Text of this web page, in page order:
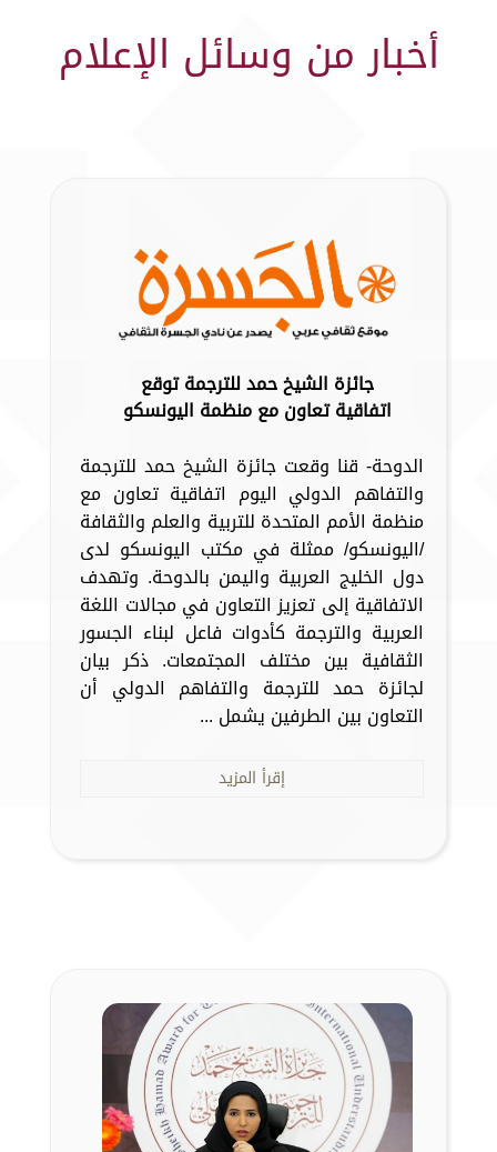
أخبار من وسائل الإعلام
جائزة الشيخ حمد للترجمة توقع
اتفاقية تعاون مع منظمة اليونسكو
الدوحة- قنا وقعت جائزة الشيخ حمد للترجمة
والتفاهم الدولي اليوم اتفاقية تعاون مع
منظمة الأمم المتحدة للتربية والعلم والثقافة
/اليونسكو/ ممثلة في مكتب اليونسكو لدى
دول الخليج العربية واليمن بالدوحة. وتهدف
الاتفاقية إلى تعزيز التعاون في مجالات اللغة
العربية والترجمة كأدوات فاعل لبناء الجسور
الثقافية بين مختلف المجتمعات. ذكر بيان
لجائزة حمد للترجمة والتفاهم الدولي أن
التعاون بين الطرفين يشمل ...
إقرأ المزيد